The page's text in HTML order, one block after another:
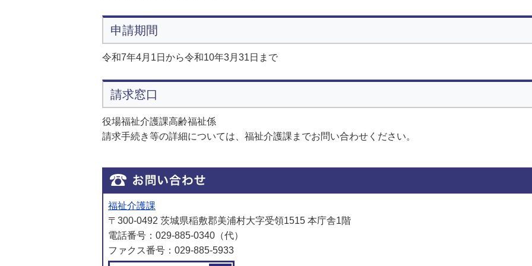
申請期間
令和7年4月1日から令和10年3月31日まで
請求窓口
役場福祉介護課高齢福祉係
請求手続き等の詳細については、福祉介護課までお問い合わせください。
福祉介護課
〒300-0492 茨城県稲敷郡美浦村大字受領1515 本庁舎1階
電話番号：029-885-0340（代）
ファクス番号：029-885-5933